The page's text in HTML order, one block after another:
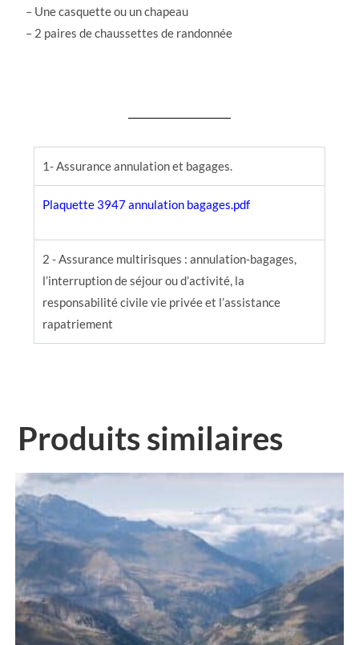
– Une casquette ou un chapeau
– 2 paires de chaussettes de randonnée
1- Assurance annulation et bagages.
Plaquette 3947 annulation bagages.pdf
2 - Assurance multirisques : annulation-bagages,
l’interruption de séjour ou d’activité, la
responsabilité civile vie privée et l’assistance
rapatriement
Produits similaires